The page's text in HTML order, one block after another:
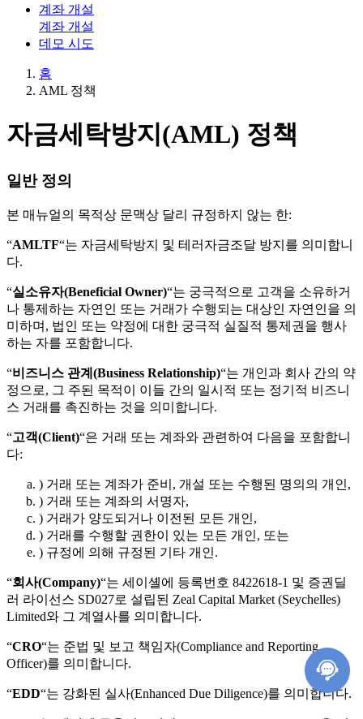
계좌 개설
계좌 개설
데모 시도
홈
AML 정책
자금세탁방지(AML) 정책
일반 정의
본 매뉴얼의 목적상 문맥상 달리 규정하지 않는 한:
“AMLTF“는 자금세탁방지 및 테러자금조달 방지를 의미합니
다.
“실소유자(Beneficial Owner)“는 궁극적으로 고객을 소유하거
나 통제하는 자연인 또는 거래가 수행되는 대상인 자연인을 의
미하며, 법인 또는 약정에 대한 궁극적 실질적 통제권을 행사
하는 자를 포함합니다.
“비즈니스 관계(Business Relationship)“는 개인과 회사 간의 약
정으로, 그 주된 목적이 이들 간의 일시적 또는 정기적 비즈니
스 거래를 촉진하는 것을 의미합니다.
“고객(Client)“은 거래 또는 계좌와 관련하여 다음을 포함합니
다:
) 거래 또는 계좌가 준비, 개설 또는 수행된 명의의 개인,
) 거래 또는 계좌의 서명자,
) 거래가 양도되거나 이전된 모든 개인,
) 거래를 수행할 권한이 있는 모든 개인, 또는
) 규정에 의해 규정된 기타 개인.
“회사(Company)“는 세이셸에 등록번호 8422618-1 및 증권딜
러 라이선스 SD027로 설립된 Zeal Capital Market (Seychelles)
Limited와 그 계열사를 의미합니다.
“CRO“는 준법 및 보고 책임자(Compliance and Reporting
Officer)를 의미합니다.
“EDD“는 강화된 실사(Enhanced Due Diligence)를 의미합니다.